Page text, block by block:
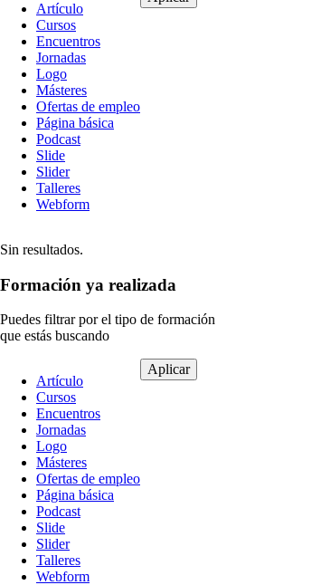
contenido
Artículo
Cursos
Encuentros
Jornadas
Logo
Másteres
Ofertas de empleo
Página básica
Podcast
Slide
Slider
Talleres
Webform
Sin resultados.
Formación ya realizada
Puedes filtrar por el tipo de formación
que estás buscando
contenido
Artículo
Cursos
Encuentros
Jornadas
Logo
Másteres
Ofertas de empleo
Página básica
Podcast
Slide
Slider
Talleres
Webform